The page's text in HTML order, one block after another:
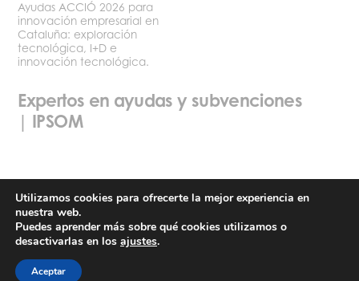
Expertos en ayudas y subvenciones
| IPSOM
Política de privacidad
©2026 Ipsom
Ayudas ACCIÓ 2026 para
innovación empresarial en
Cataluña: exploración
tecnológica, I+D e
innovación tecnológica.
Utilizamos cookies para ofrecerte la mejor experiencia en
nuestra web.
Puedes aprender más sobre qué cookies utilizamos o
desactivarlas en los ajustes.
Aceptar